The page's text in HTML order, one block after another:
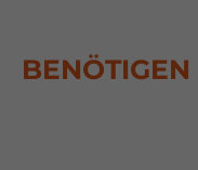
BENÖTIGEN